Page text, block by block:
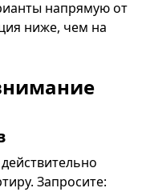
напрямую от
ниже, чем на
Запросите: